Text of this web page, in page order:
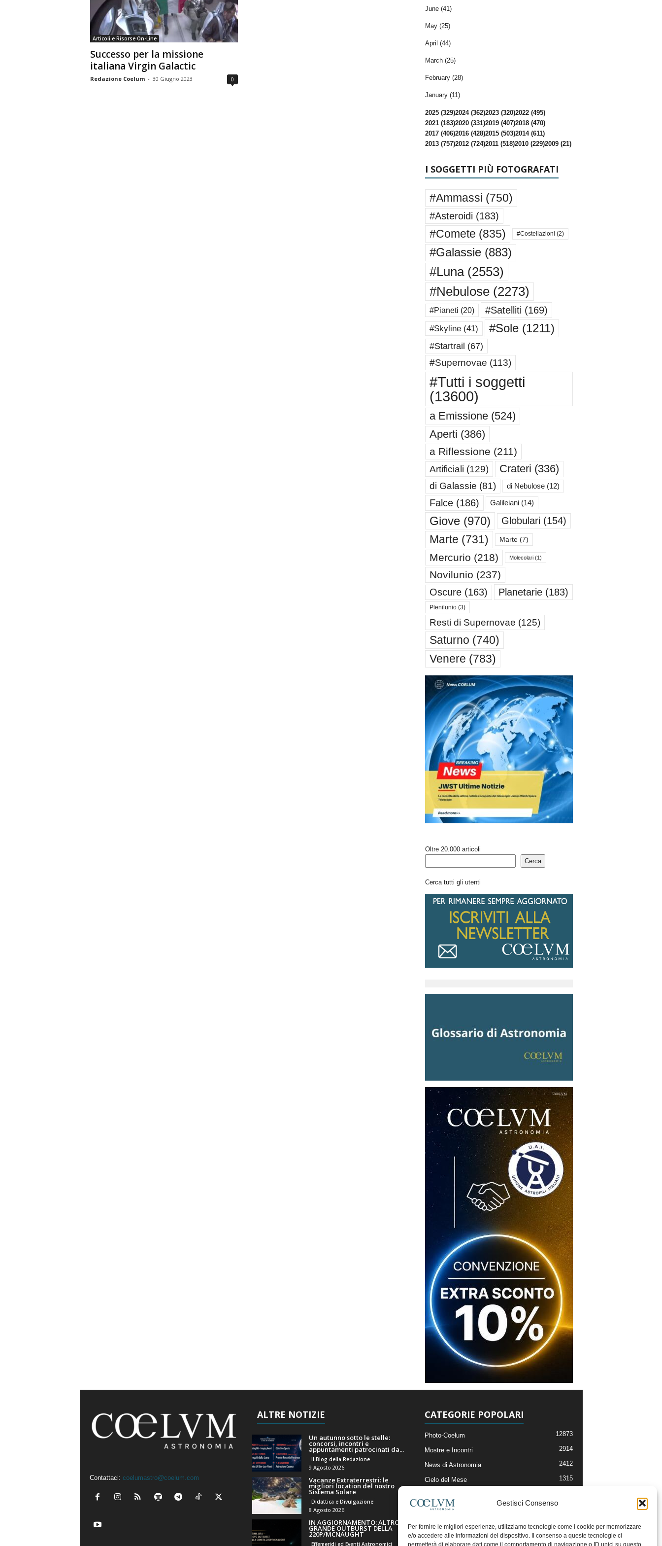
Gestisci Consenso
Per fornire le migliori esperienze, utilizziamo tecnologie come i cookie per memorizzare
e/o accedere alle informazioni del dispositivo. Il consenso a queste tecnologie ci
permetterà di elaborare dati come il comportamento di navigazione o ID unici su questo
n
o
m
i
a
Articoli e Risorse On-Line
Successo per la missione
italiana Virgin Galactic
Redazione Coelum - 30 Giugno 2023 0
June (41)
May (25)
April (44)
March (25)
February (28)
January (11)
2025 (329)2024 (362)2023 (320)2022 (495)
2021 (183)2020 (331)2019 (407)2018 (470)
2017 (406)2016 (428)2015 (503)2014 (611)
2013 (757)2012 (724)2011 (518)2010 (229)2009 (21)
I SOGGETTI PIÙ FOTOGRAFATI
#Ammassi (750)
#Asteroidi (183)
#Comete (835) #Costellazioni (2)
#Galassie(883)
#Luna(2553)
#Nebulose(2273)
#Pianeti (20) #Satelliti (169)
#Skyline(41) #Sole(1211)
#Startrail (67)
#Supernovae (113)
#Tutti i soggetti
(13600)
a Emissione(524)
Aperti (386)
a Riflessione (211)
Artificiali (129) Crateri (336)
di Galassie (81) di Nebulose(12)
Falce(186) Galileiani(14)
Giove(970) Globulari (154)
Marte (731) Marte(7)
Mercurio (218) Molecolari(1)
Novilunio (237)
Oscure(163) Planetarie(183)
Plenilunio(3)
Resti di Supernovae (125)
Saturno (740)
Venere (783)
Oltre 20.000 articoli
Cerca
Cerca tutti gli utenti
Contattaci: coelumastro@coelum.com
ALTRE NOTIZIE
Un autunno sotto le stelle:
concorsi, incontri e
appuntamenti patrocinati da...
Il Blog della Redazione
9 Agosto 2026
Vacanze Extraterrestri: le
migliori location del nostro
Sistema Solare
Didattica e Divulgazione
8 Agosto 2026
IN AGGIORNAMENTO: ALTRO
GRANDE OUTBURST DELLA
220P/MCNAUGHT
Effemeridi ed Eventi Astronomici
CATEGORIE POPOLARI
Photo-Coelum 12873
Mostre e Incontri 2914
News di Astronomia 2412
Cielo del Mese 1315
Articoli e Risorse On-Line
Il Blog della Redazione